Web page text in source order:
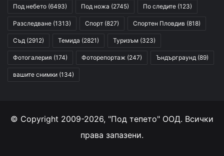
Под небето (6493) Под ножа (2745) По следите (123)
Разследване (1313) Спорт (827) Спортен Пловдив (818)
Съд (2912) Темида (2821) Туризъм (323)
Фотогалерия (174) Фоторепортаж (247) Ъндърграунд (89)
вашите снимки (134)
© Copyright 2009-2026, "Под тепето" ООД. Всички
права запазени.